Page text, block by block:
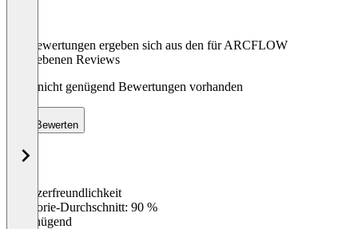
Die Bewertungen ergeben sich aus den für ARCFLOW
abgegebenen Reviews
Noch nicht genügend Bewertungen vorhanden
Bewerten
Benutzerfreundlichkeit
Kategorie-Durchschnitt: 90 %
Ungenügend